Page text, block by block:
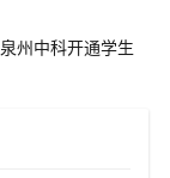
州中科开通学生